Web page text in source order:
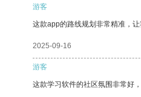
游客
这款app的路线规划非常精准，让
2025-09-16
游客
这款学习软件的社区氛围非常好